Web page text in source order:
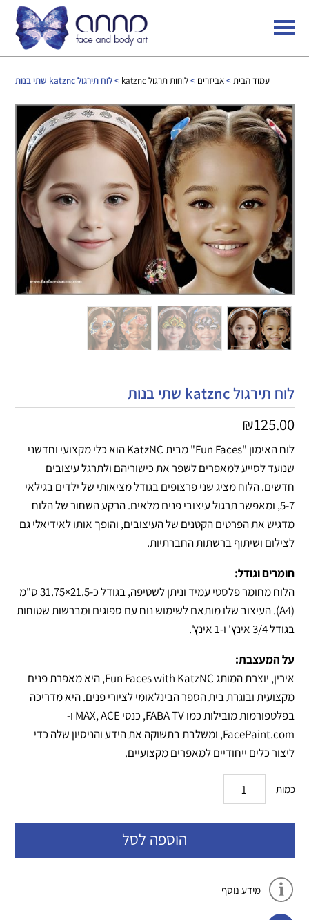
עמוד הבית>אביזרים >לוחות תרגול katznc > לוח תירגול katznc שתי בנות
לוח תירגול katznc שתי בנות
₪125.00
לוח האימון "Fun Faces" מבית KatzNC הוא כלי מקצועי וחדשני
שנועד לסייע למאפרים לשפר את כישוריהם ולתרגל עיצובים
חדשים. הלוח מציג שני פרצופים בגודל מציאותי של ילדים בגילאי
5-7, ומאפשר תרגול עיצובי פנים מלאים. הרקע השחור של הלוח
מדגיש את הפרטים הקטנים של העיצובים, והופך אותו לאידיאלי גם
לצילום ושיתוף ברשתות החברתיות.
חומרים וגודל:
הלוח מחומר פלסטי עמיד וניתן לשטיפה, בגודל כ-21.5×31.75 ס"מ
(A4). העיצוב שלו מותאם לשימוש נוח עם ספוגים ומברשות שטוחות
בגודל 3/4 אינץ' ו-1 אינץ'.
על המעצבת:
אירין, יוצרת המותג Fun Faces with KatzNC, היא מאפרת פנים
מקצועית ובוגרת בית הספר הבינלאומי לציורי פנים. היא מדריכה
בפלטפורמות מובילות כמו FABA TV, כנסי MAX, ACE ו-
FacePaint.com, ומשלבת בתשוקה את הידע והניסיון שלה כדי
ליצור כלים ייחודיים למאפרים מקצועיים.
כמות
הוספה לסל
מידע נוסף